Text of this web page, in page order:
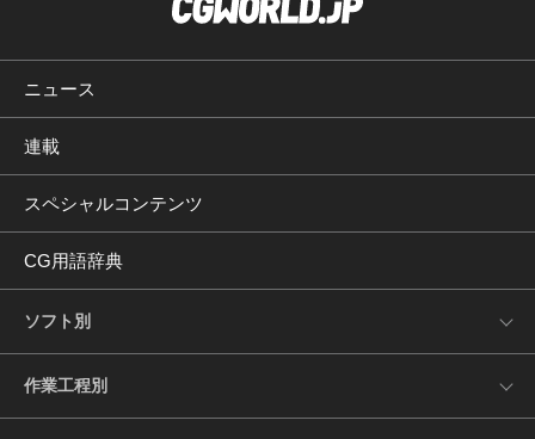
ニュース
連載
スペシャルコンテンツ
CG用語辞典
ソフト別
作業工程別